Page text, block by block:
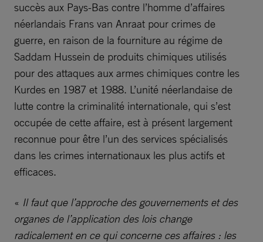
succès aux Pays-Bas contre l’homme d’affaires
néerlandais Frans van Anraat pour crimes de
guerre, en raison de la fourniture au régime de
Saddam Hussein de produits chimiques utilisés
pour des attaques aux armes chimiques contre les
Kurdes en 1987 et 1988. L’unité néerlandaise de
lutte contre la criminalité internationale, qui s’est
occupée de cette affaire, est à présent largement
reconnue pour être l’un des services spécialisés
dans les crimes internationaux les plus actifs et
efficaces.
« Il faut que l’approche des gouvernements et des
organes de l’application des lois change
radicalement en ce qui concerne ces affaires : les